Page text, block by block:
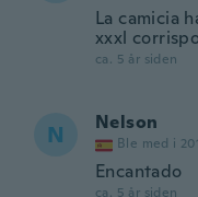
La camicia
xxxl
ca. 5 år siden
N Nelson
Ble med i
Encantado
ca. 5 år siden